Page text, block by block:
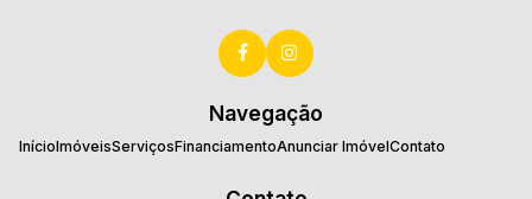
Navegação
InícioImóveisServiçosFinanciamentoAnunciar ImóvelContato